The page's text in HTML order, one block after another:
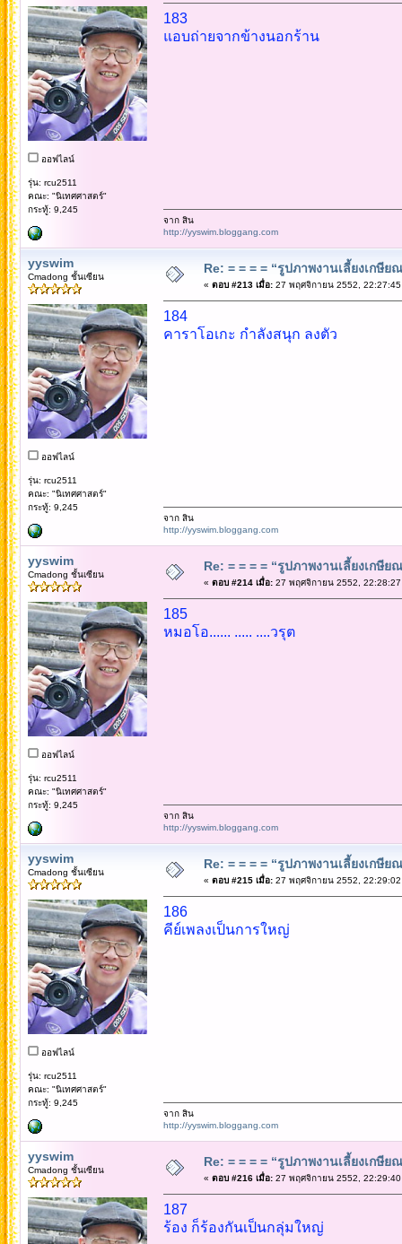
ออฟไลน์
รุ่น: rcu2511
คณะ: "นิเทศศาสตร์"
กระทู้: 9,245
183
แอบถ่ายจากข้างนอกร้าน
จาก สิน
http://yyswim.bloggang.com
yyswim
Cmadong ชั้นเซียน
ออฟไลน์
รุ่น: rcu2511
คณะ: "นิเทศศาสตร์"
กระทู้: 9,245
Re: = = = = “รูปภาพงานเลี้ยงเกษี
« ตอบ #213 เมื่อ:27 พฤศจิกายน 2552, 22:27:45
184
คาราโอเกะ กำลังสนุก ลงตัว
จาก สิน
http://yyswim.bloggang.com
yyswim
Cmadong ชั้นเซียน
ออฟไลน์
รุ่น: rcu2511
คณะ: "นิเทศศาสตร์"
กระทู้: 9,245
Re: = = = = “รูปภาพงานเลี้ยงเกษี
« ตอบ #214 เมื่อ:27 พฤศจิกายน 2552, 22:28:27
185
หมอโอ...... ..... ....วรุต
จาก สิน
http://yyswim.bloggang.com
yyswim
Cmadong ชั้นเซียน
ออฟไลน์
รุ่น: rcu2511
คณะ: "นิเทศศาสตร์"
กระทู้: 9,245
Re: = = = = “รูปภาพงานเลี้ยงเกษี
« ตอบ #215 เมื่อ:27 พฤศจิกายน 2552, 22:29:02
186
คีย์เพลงเป็นการใหญ่
จาก สิน
http://yyswim.bloggang.com
yyswim
Cmadong ชั้นเซียน
Re: = = = = “รูปภาพงานเลี้ยงเกษี
« ตอบ #216 เมื่อ:27 พฤศจิกายน 2552, 22:29:40
187
ร้อง ก็ร้องกันเป็นกลุ่มใหญ่